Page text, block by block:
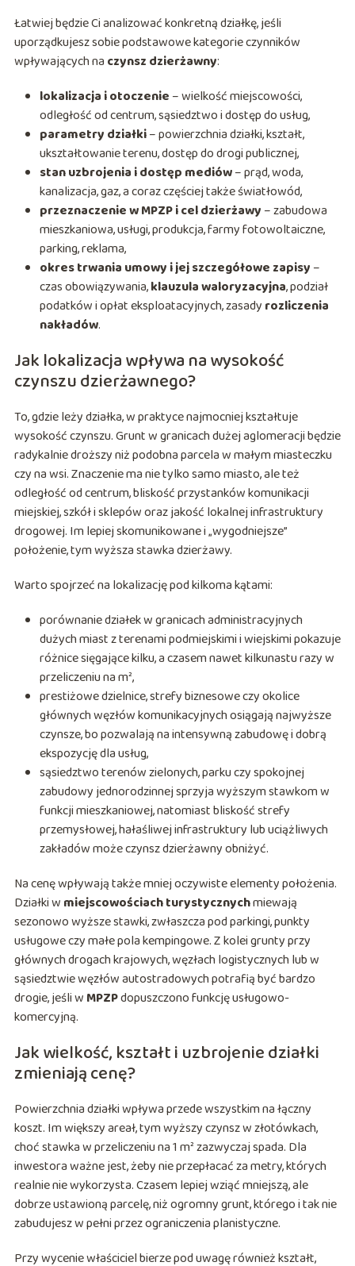
Łatwiej będzie Ci analizować konkretną działkę, jeśli
uporządkujesz sobie podstawowe kategorie czynników
wpływających na czynsz dzierżawny:
lokalizacja i otoczenie – wielkość miejscowości,
odległość od centrum, sąsiedztwo i dostęp do usług,
parametry działki– powierzchnia działki, kształt,
ukształtowanie terenu, dostęp do drogi publicznej,
stan uzbrojenia i dostęp mediów– prąd, woda,
kanalizacja, gaz, a coraz częściej także światłowód,
przeznaczenie w MPZP i cel dzierżawy – zabudowa
mieszkaniowa, usługi, produkcja, farmy fotowoltaiczne,
parking, reklama,
okres trwania umowy i jej szczegółowe zapisy –
czas obowiązywania,klauzula waloryzacyjna, podział
podatków i opłat eksploatacyjnych, zasady rozliczenia
nakładów.
Jak lokalizacja wpływa na wysokość
czynszu dzierżawnego?
To, gdzie leży działka, w praktyce najmocniej kształtuje
wysokość czynszu. Grunt w granicach dużej aglomeracji będzie
radykalnie droższy niż podobna parcela w małym miasteczku
czy na wsi. Znaczenie ma nie tylko samo miasto, ale też
odległość od centrum, bliskość przystanków komunikacji
miejskiej, szkół i sklepów oraz jakość lokalnej infrastruktury
drogowej. Im lepiej skomunikowane i „wygodniejsze”
położenie, tym wyższa stawka dzierżawy.
Warto spojrzeć na lokalizację pod kilkoma kątami:
porównanie działek w granicach administracyjnych
dużych miast z terenami podmiejskimi i wiejskimi pokazuje
różnice sięgające kilku, a czasem nawet kilkunastu razy w
przeliczeniu na m²,
prestiżowe dzielnice, strefy biznesowe czy okolice
głównych węzłów komunikacyjnych osiągają najwyższe
czynsze, bo pozwalają na intensywną zabudowę i dobrą
ekspozycję dla usług,
sąsiedztwo terenów zielonych, parku czy spokojnej
zabudowy jednorodzinnej sprzyja wyższym stawkom w
funkcji mieszkaniowej, natomiast bliskość strefy
przemysłowej, hałaśliwej infrastruktury lub uciążliwych
zakładów może czynsz dzierżawny obniżyć.
Na cenę wpływają także mniej oczywiste elementy położenia.
Działki w miejscowościach turystycznychmiewają
sezonowo wyższe stawki, zwłaszcza pod parkingi, punkty
usługowe czy małe pola kempingowe. Z kolei grunty przy
głównych drogach krajowych, węzłach logistycznych lub w
sąsiedztwie węzłów autostradowych potrafią być bardzo
drogie, jeśli w MPZPdopuszczono funkcję usługowo-
komercyjną.
Jak wielkość, kształt i uzbrojenie działki
zmieniają cenę?
Powierzchnia działki wpływa przede wszystkim na łączny
koszt. Im większy areał, tym wyższy czynsz w złotówkach,
choć stawka w przeliczeniu na 1 m² zazwyczaj spada. Dla
inwestora ważne jest, żeby nie przepłacać za metry, których
realnie nie wykorzysta. Czasem lepiej wziąć mniejszą, ale
dobrze ustawioną parcelę, niż ogromny grunt, którego i tak nie
zabudujesz w pełni przez ograniczenia planistyczne.
Przy wycenie właściciel bierze pod uwagę również kształt,